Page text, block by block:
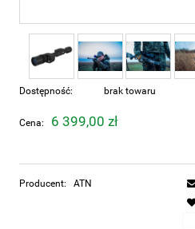
Dostępność: brak towaru
Cena: 6 399,00 zł
Producent: ATN